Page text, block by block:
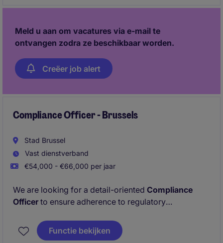
organisatie met impact.
Meld u aan om vacatures via e-mail te
ontvangen zodra ze beschikbaar worden.
Creëer job alert
Compliance Officer - Brussels
Stad Brussel
Vast dienstverband
€54,000 - €66,000 per jaar
We are looking for a detail-oriented Compliance
Officer to ensure adherence to regulatory
services industry. This position offers an excellent
opportunity to work in a challenging and rewarding
Functie bekijken